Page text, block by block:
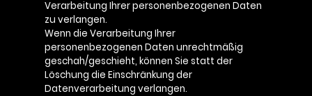
Verarbeitung Ihrer personenbezogenen Daten
zu verlangen.
Wenn die Verarbeitung Ihrer
personenbezogenen Daten unrechtmäßig
geschah/geschieht, können Sie statt der
Löschung die Einschränkung der
Datenverarbeitung verlangen.